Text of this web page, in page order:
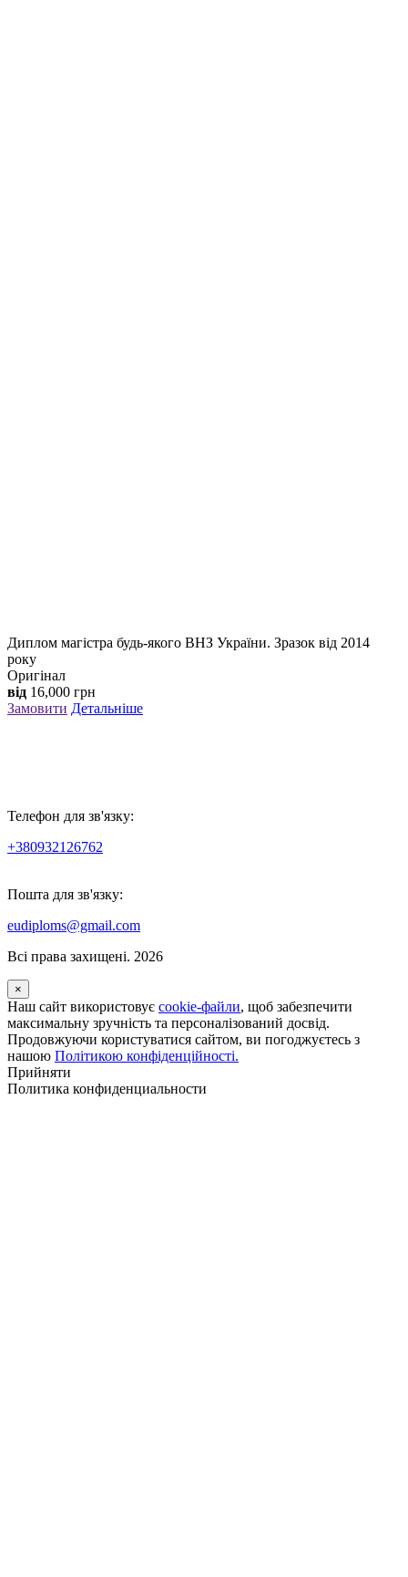
Диплом магістра будь-якого ВНЗ України. Зразок від 2014
року
Оригінал
від 16,000 грн
Замовити Детальніше
Телефон для зв'язку:
+380932126762
Пошта для зв'язку:
eudiploms@gmail.com
Всі права захищені. 2026
×
Наш сайт використовує cookie-файли, щоб забезпечити
максимальну зручність та персоналізований досвід.
Продовжуючи користуватися сайтом, ви погоджуєтесь з
нашою Політикою конфіденційності.
Прийняти
Политика конфиденциальности